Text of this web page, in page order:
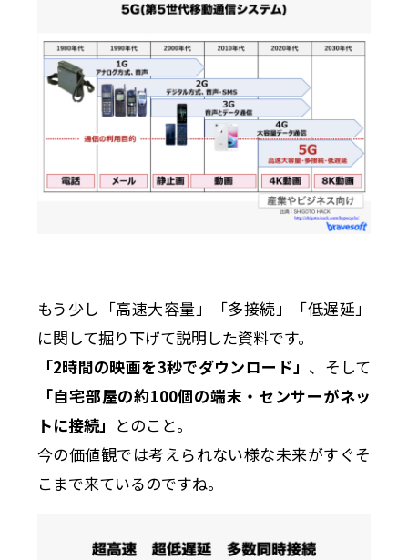
もう少し「高速大容量」「多接続」「低遅延」
に関して掘り下げて説明した資料です。
「2時間の映画を3秒でダウンロード」 、そして
「自宅部屋の約100個の端末・センサーがネッ
トに接続」 とのこと。
今の価値観では考えられない様な未来がすぐそ
こまで来ているのですね。